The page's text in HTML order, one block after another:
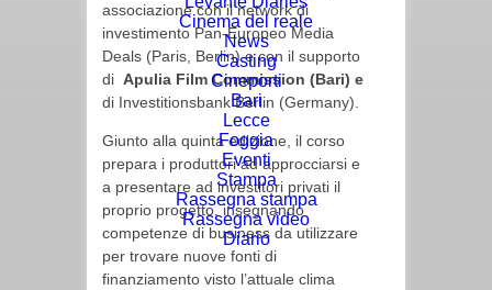
Cinema del reale
News
Casting
Cineporti
Bari
Lecce
Foggia
Eventi
Stampa
Rassegna stampa
Rassegna video
Diario
associazione con il network di
investimento Pan-Europeo Media
Deals (Paris, Berlin) e con il supporto
di Apulia Film Commission (Bari) e
di Investitionsbank Berlin (Germany).
Giunto alla quinta edizione, il corso
prepara i produttori ad approcciarsi e
a presentare ad investitori privati il
proprio progetto, insegnando
competenze di business da utilizzare
per trovare nuove fonti di
finanziamento visto l’attuale clima